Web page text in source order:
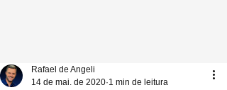
Rafael de Angeli
14 de mai. de 2020 1 min de leitura